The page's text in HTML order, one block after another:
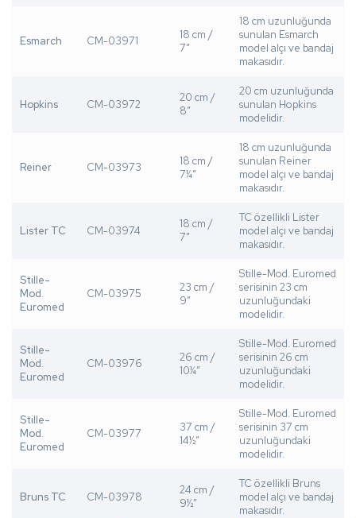
Esmarch CM-03971
18 cm /
7”
18 cm uzunluğunda
sunulan Esmarch
model alçı ve bandaj
makasıdır.
Hopkins CM-03972
20 cm /
8”
20 cm uzunluğunda
sunulan Hopkins
modelidir.
Reiner CM-03973
18 cm /
7¼”
18 cm uzunluğunda
sunulan Reiner
model alçı ve bandaj
makasıdır.
Lister TC CM-03974
18 cm /
7”
TC özellikli Lister
model alçı ve bandaj
makasıdır.
Stille-
Mod.
Euromed
CM-03975
23 cm /
9”
Stille-Mod. Euromed
serisinin 23 cm
uzunluğundaki
modelidir.
Stille-
Mod.
Euromed
CM-03976
26 cm /
10¼”
Stille-Mod. Euromed
serisinin 26 cm
uzunluğundaki
modelidir.
Stille-
Mod.
Euromed
CM-03977
37 cm /
14½”
Stille-Mod. Euromed
serisinin 37 cm
uzunluğundaki
modelidir.
Bruns TC CM-03978
24 cm /
9½”
TC özellikli Bruns
model alçı ve bandaj
makasıdır.